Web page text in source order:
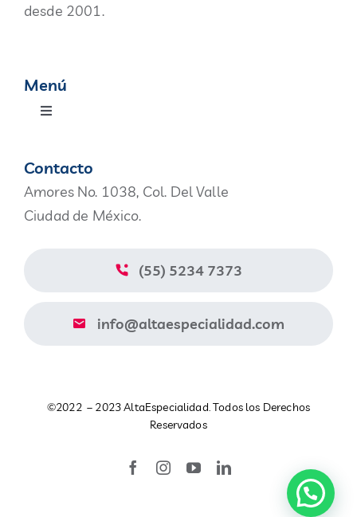
desde 2001.
Menú
Toggle
Catálogo
Contacto
Amores No. 1038, Col. Del Valle
Ciudad de México.
(55) 5234 7373
info@altaespecialidad.com
©2022 – 2023 AltaEspecialidad. Todos los Derechos
Reservados